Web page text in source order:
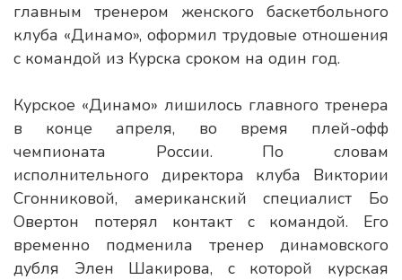
главным тренером женского баскетбольного
клуба «Динамо», оформил трудовые отношения
с командой из Курска сроком на один год.
Курское «Динамо» лишилось главного тренера
в конце апреля, во время плей-офф
чемпионата России. По словам
исполнительного директора клуба Виктории
Сгонниковой, американский специалист Бо
Овертон потерял контакт с командой. Его
временно подменила тренер динамовского
дубля Элен Шакирова, с которой курская